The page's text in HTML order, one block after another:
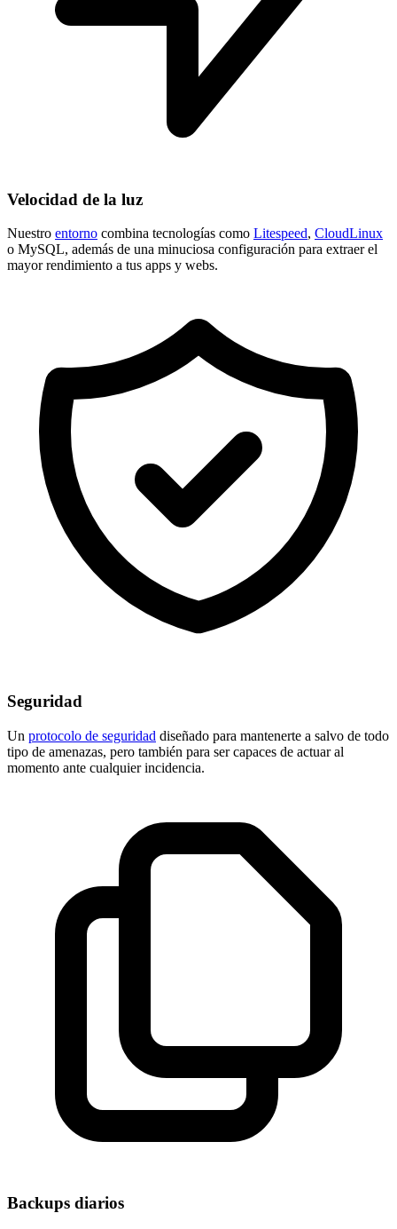
Velocidad de la luz
Nuestro entorno combina tecnologías como Litespeed, CloudLinux
o MySQL, además de una minuciosa configuración para extraer el
mayor rendimiento a tus apps y webs.
Seguridad
Un protocolo de seguridad diseñado para mantenerte a salvo de todo
tipo de amenazas, pero también para ser capaces de actuar al
momento ante cualquier incidencia.
Backups diarios